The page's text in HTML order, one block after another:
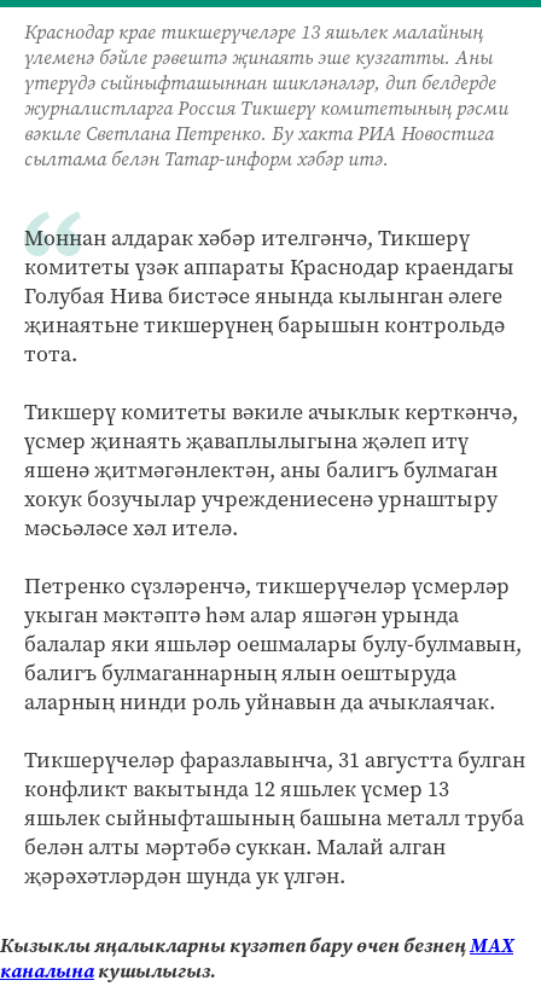
Краснодар крае тикшерүчеләре 13 яшьлек малайның
үлеменә бәйле рәвештә җинаять эше кузгатты. Аны
үтерүдә сыйныфташыннан шикләнәләр, дип белдерде
журналистларга Россия Тикшерү комитетының рәсми
вәкиле Светлана Петренко. Бу хакта РИА Новостига
сылтама белән Татар-информ хәбәр итә.
Моннан алдарак хәбәр ителгәнчә, Тикшерү
комитеты үзәк аппараты Краснодар краендагы
Голубая Нива бистәсе янында кылынган әлеге
җинаятьне тикшерүнең барышын контрольдә
тота.
Тикшерү комитеты вәкиле ачыклык керткәнчә,
үсмер җинаять җаваплылыгына җәлеп итү
яшенә җитмәгәнлектән, аны балигъ булмаган
хокук бозучылар учреждениесенә урнаштыру
мәсьәләсе хәл ителә.
Петренко сүзләренчә, тикшерүчеләр үсмерләр
укыган мәктәптә һәм алар яшәгән урында
балалар яки яшьләр оешмалары булу-булмавын,
балигъ булмаганнарның ялын оештыруда
аларның нинди роль уйнавын да ачыклаячак.
Тикшерүчеләр фаразлавынча, 31 августта булган
конфликт вакытында 12 яшьлек үсмер 13
яшьлек сыйныфташының башына металл труба
белән алты мәртәбә суккан. Малай алган
җәрәхәтләрдән шунда ук үлгән.
Кызыклы яңалыкларны күзәтеп бару өчен безнеңМАХ
каналынакушылыгыз.